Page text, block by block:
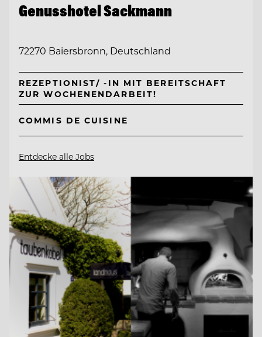
Genusshotel Sackmann
72270 Baiersbronn, Deutschland
REZEPTIONIST/ -IN MIT BEREITSCHAFT
ZUR WOCHENENDARBEIT!
COMMIS DE CUISINE
Entdecke alle Jobs